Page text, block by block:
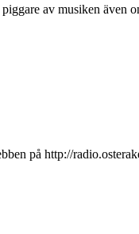
av musiken även
på http://